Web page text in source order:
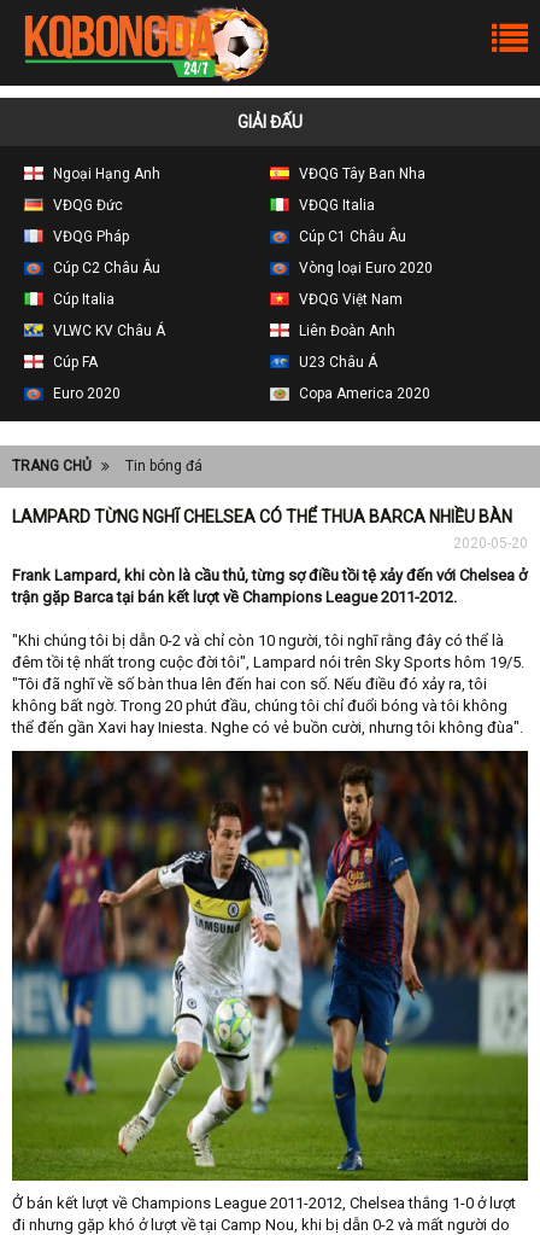
GIẢI ĐẤU
Ngoại Hạng Anh
VĐQG Tây Ban Nha
VĐQG Đức
VĐQG Italia
VĐQG Pháp
Cúp C1 Châu Âu
Cúp C2 Châu Âu
Vòng loại Euro 2020
Cúp Italia
VĐQG Việt Nam
VLWC KV Châu Á
Liên Đoàn Anh
Cúp FA
U23 Châu Á
Euro 2020
Copa America 2020
TRANG CHỦ Tin bóng đá
LAMPARD TỪNG NGHĨ CHELSEA CÓ THỂ THUA BARCA NHIỀU BÀN
2020-05-20
Frank Lampard, khi còn là cầu thủ, từng sợ điều tồi tệ xảy đến với Chelsea ở
trận gặp Barca tại bán kết lượt về Champions League 2011-2012.
"Khi chúng tôi bị dẫn 0-2 và chỉ còn 10 người, tôi nghĩ rằng đây có thể là
đêm tồi tệ nhất trong cuộc đời tôi", Lampard nói trên Sky Sports hôm 19/5.
"Tôi đã nghĩ về số bàn thua lên đến hai con số. Nếu điều đó xảy ra, tôi
không bất ngờ. Trong 20 phút đầu, chúng tôi chỉ đuổi bóng và tôi không
thể đến gần Xavi hay Iniesta. Nghe có vẻ buồn cười, nhưng tôi không đùa".
Ở bán kết lượt về Champions League 2011-2012, Chelsea thắng 1-0 ở lượt
đi nhưng gặp khó ở lượt về tại Camp Nou, khi bị dẫn 0-2 và mất người do